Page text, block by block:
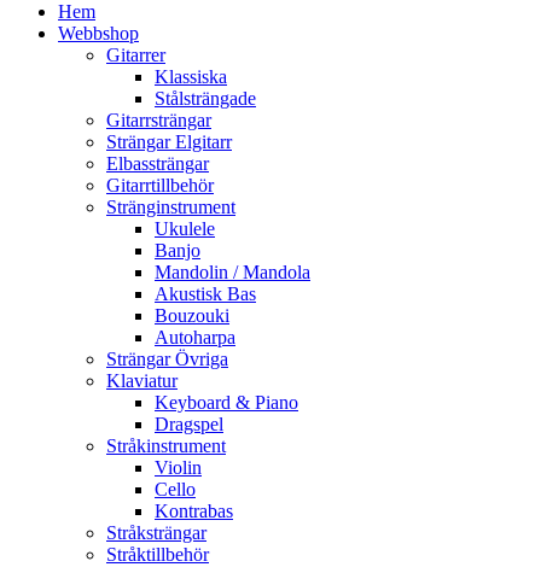
Hem
Webbshop
Gitarrer
Klassiska
Stålsträngade
Gitarrsträngar
Strängar Elgitarr
Elbassträngar
Gitarrtillbehör
Stränginstrument
Ukulele
Banjo
Mandolin / Mandola
Akustisk Bas
Bouzouki
Autoharpa
Strängar Övriga
Klaviatur
Keyboard & Piano
Dragspel
Stråkinstrument
Violin
Cello
Kontrabas
Stråksträngar
Stråktillbehör